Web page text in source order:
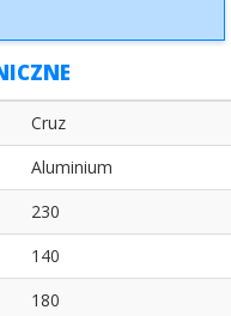
Cruz
Aluminium
230
140
180